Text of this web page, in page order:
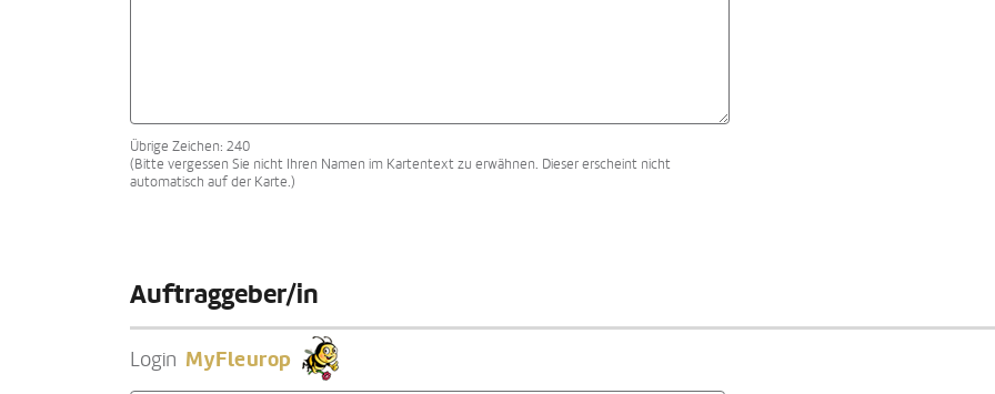
Übrige Zeichen: 240
(Bitte vergessen Sie nicht Ihren Namen im Kartentext zu erwähnen. Dieser erscheint nicht
automatisch auf der Karte.)
Auftraggeber/in
Login MyFleurop